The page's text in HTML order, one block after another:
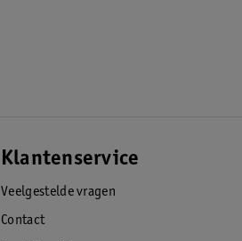
Klantenservice
Veelgestelde vragen
Contact